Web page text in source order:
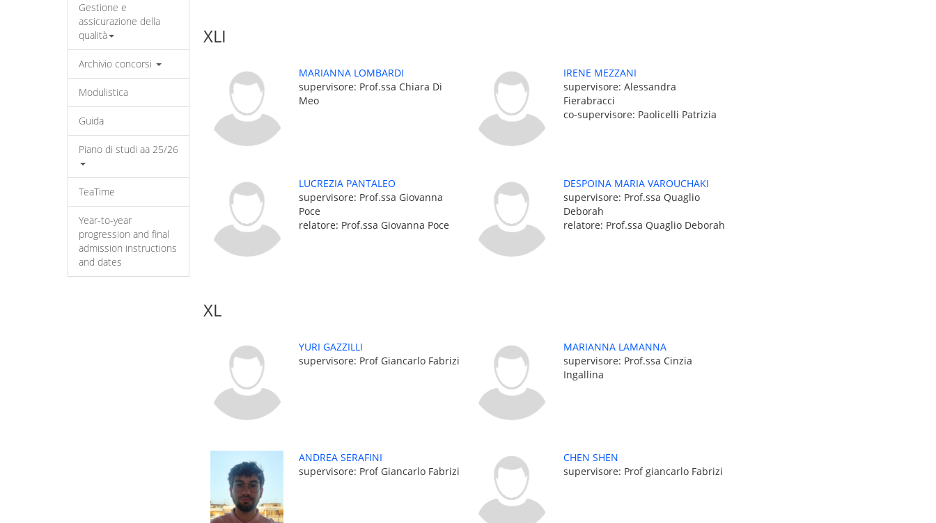
Gestione e
assicurazione della
qualità
Archivio concorsi
Modulistica
Guida
Piano di studi aa 25/26
TeaTime
Year-to-year
progression and final
admission instructions
and dates
XLI
MARIANNA LOMBARDI
supervisore: Prof.ssa Chiara Di
Meo
IRENE MEZZANI
supervisore: Alessandra
Fierabracci
co-supervisore: Paolicelli Patrizia
LUCREZIA PANTALEO
supervisore: Prof.ssa Giovanna
Poce
relatore: Prof.ssa Giovanna Poce
DESPOINA MARIA VAROUCHAKI
supervisore: Prof.ssa Quaglio
Deborah
relatore: Prof.ssa Quaglio Deborah
XL
YURI GAZZILLI
supervisore: Prof Giancarlo Fabrizi
MARIANNA LAMANNA
supervisore: Prof.ssa Cinzia
Ingallina
ANDREA SERAFINI
supervisore: Prof Giancarlo Fabrizi
CHEN SHEN
supervisore: Prof giancarlo Fabrizi